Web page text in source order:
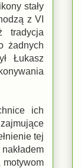
stały
z VI
tradycja
żadnych
Łukasz
ich
tej
motywom